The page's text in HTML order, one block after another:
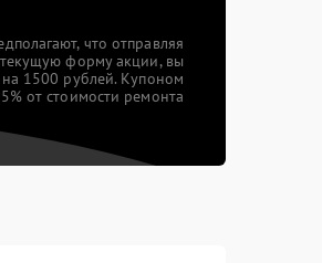
что отправляя
текущую форму акции, вы
на 1500 рублей. Купоном
от стоимости ремонта